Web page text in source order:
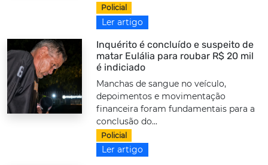
Policial
Ler artigo
Inquérito é concluído e suspeito de
matar Eulália para roubar R$ 20 mil
é indiciado
Manchas de sangue no veículo,
depoimentos e movimentação
financeira foram fundamentais para a
conclusão do...
Policial
Ler artigo